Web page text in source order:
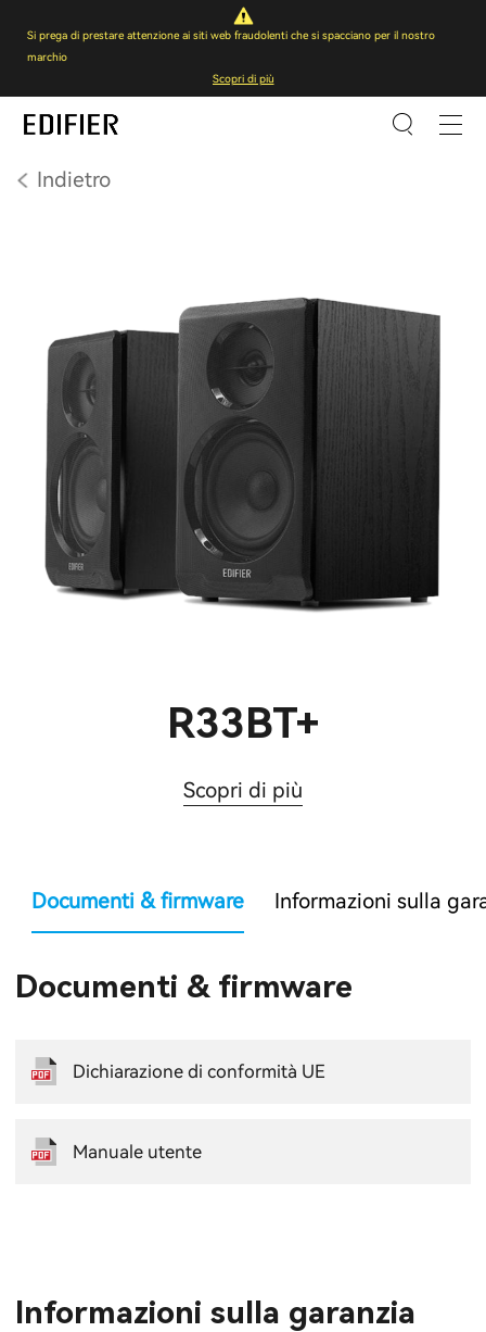
Si prega di prestare attenzione ai siti web fraudolenti che si spacciano per il nostro
marchio
Scopri di più
Indietro
R33BT+
Scopri di più
Documenti & firmware Informazioni sulla
Documenti & firmware
Dichiarazione di conformità UE
Manuale utente
Informazioni sulla garanzia